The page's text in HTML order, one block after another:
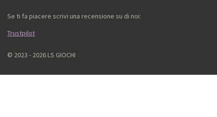
Se ti fa piacere scrivi una recensione su di noi:
Trustpilot
© 2023 - 2026 LS GIOCHI